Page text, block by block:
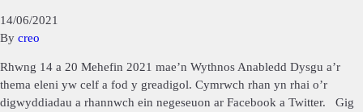
14/06/2021
By creo
Rhwng 14 a 20 Mehefin 2021 mae’n Wythnos Anabledd Dysgu a’r
thema eleni yw celf a fod y greadigol. Cymrwch rhan yn rhai o’r
digwyddiadau a rhannwch ein negeseuon ar Facebook a Twitter. Gig